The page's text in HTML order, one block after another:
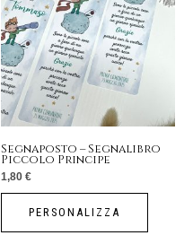
Segnaposto – Segnalibro
Piccolo Principe
1,80 €
PERSONALIZZA